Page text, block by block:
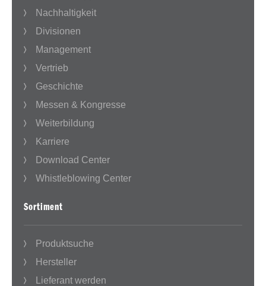
Nachhaltigkeit
Divisionen
Management
Vertrieb
Geschichte
Messen & Kongresse
Weiterbildung
Karriere
Download Center
Whistleblowing Center
Sortiment
Produktsuche
Hersteller
Lieferant werden